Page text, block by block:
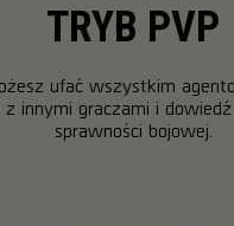
TRYB PVP
ufać wszystkim
z innymi graczami i
sprawności bojowej.